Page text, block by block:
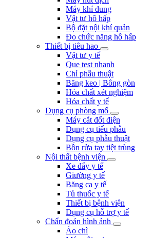
Máy khí dung
Vật tư hô hấp
Bộ đặt nội khí quản
Đo chức năng hô hấp
Thiết bị tiêu hao
Vật tư y tế
Que test nhanh
Chỉ phẫu thuật
Băng keo | Bông gòn
Hóa chất xét nghiệm
Hóa chất y tế
Dụng cụ phòng mổ
Máy cắt đốt điện
Dụng cụ tiểu phẫu
Dụng cụ phẫu thuật
Bồn rửa tay tiệt trùng
Nội thất bệnh viện
Xe đẩy y tế
Giường y tế
Băng ca y tế
Tủ thuốc y tế
Thiết bị bệnh viện
Dụng cụ hỗ trợ y tế
Chẩn đoán hình ảnh
Áo chì